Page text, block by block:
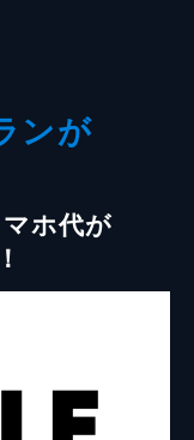
ンが
ホ代が